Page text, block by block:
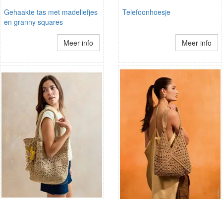
Gehaakte tas met madeliefjes
en granny squares
Meer info
Telefoonhoesje
Meer info